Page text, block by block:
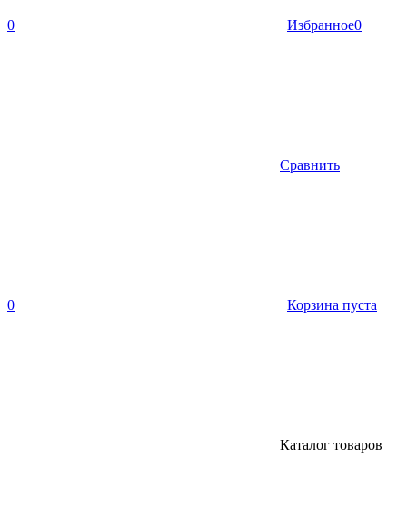
0 Избранное0
Сравнить
0 Корзина пуста
Каталог товаров